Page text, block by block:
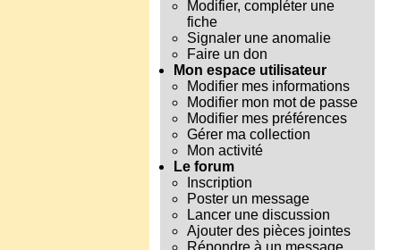
Modifier, compléter une
fiche
Signaler une anomalie
Faire un don
Mon espace utilisateur
Modifier mes informations
Modifier mon mot de passe
Modifier mes préférences
Gérer ma collection
Mon activité
Le forum
Inscription
Poster un message
Lancer une discussion
Ajouter des pièces jointes